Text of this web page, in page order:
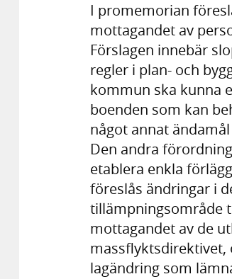
I promemorian
mottagandet av
Förslagen innebär
regler i plan- och
kommun ska kunna
boenden som kan
något annat
Den andra
etablera enkla
föreslås ändringar i
tillämpningsområde
mottagandet av de
massflyktsdirektivet,
lagändring som